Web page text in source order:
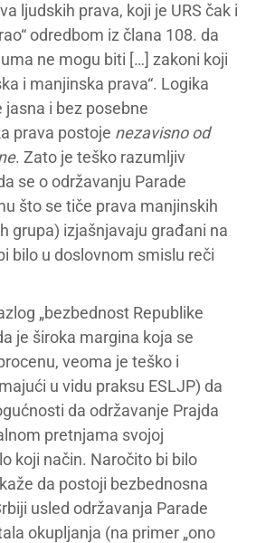
ljudskih prava, koji je URS čak i
odredbom iz člana 108. da
ne mogu biti […] zakoni koji
i manjinska prava“. Logika
i bez posebne
prava postoje nezavisno od
. Zato je teško razumljiv
se o održavanju Parade
što se tiče prava manjinskih
grupa) izjašnjavaju građani na
bilo u doslovnom smislu reči
„bezbednost Republike
je široka margina koja se
veoma je teško i
u vidu praksu ESLJP) da
da održavanje Prajda
pretnjama svojoj
koji način. Naročito bi bilo
da postoji bezbednosna
usled održavanja Parade
okupljanja (na primer „ono